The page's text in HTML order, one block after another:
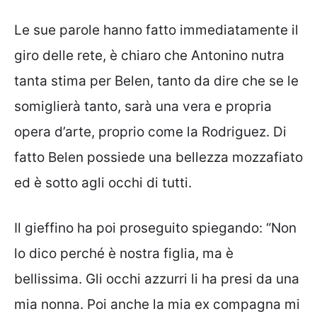
Le sue parole hanno fatto immediatamente il
giro delle rete, è chiaro che Antonino nutra
tanta stima per Belen, tanto da dire che se le
somiglierà tanto, sarà una vera e propria
opera d’arte, proprio come la Rodriguez. Di
fatto Belen possiede una bellezza mozzafiato
ed è sotto agli occhi di tutti.
Il gieffino ha poi proseguito spiegando: “Non
lo dico perché è nostra figlia, ma è
bellissima. Gli occhi azzurri li ha presi da una
mia nonna. Poi anche la mia ex compagna mi